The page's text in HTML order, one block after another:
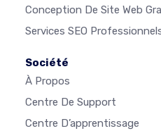
Conception De Site Web
Services SEO
Société
À Propos
Centre De Support
Centre D’apprentissage